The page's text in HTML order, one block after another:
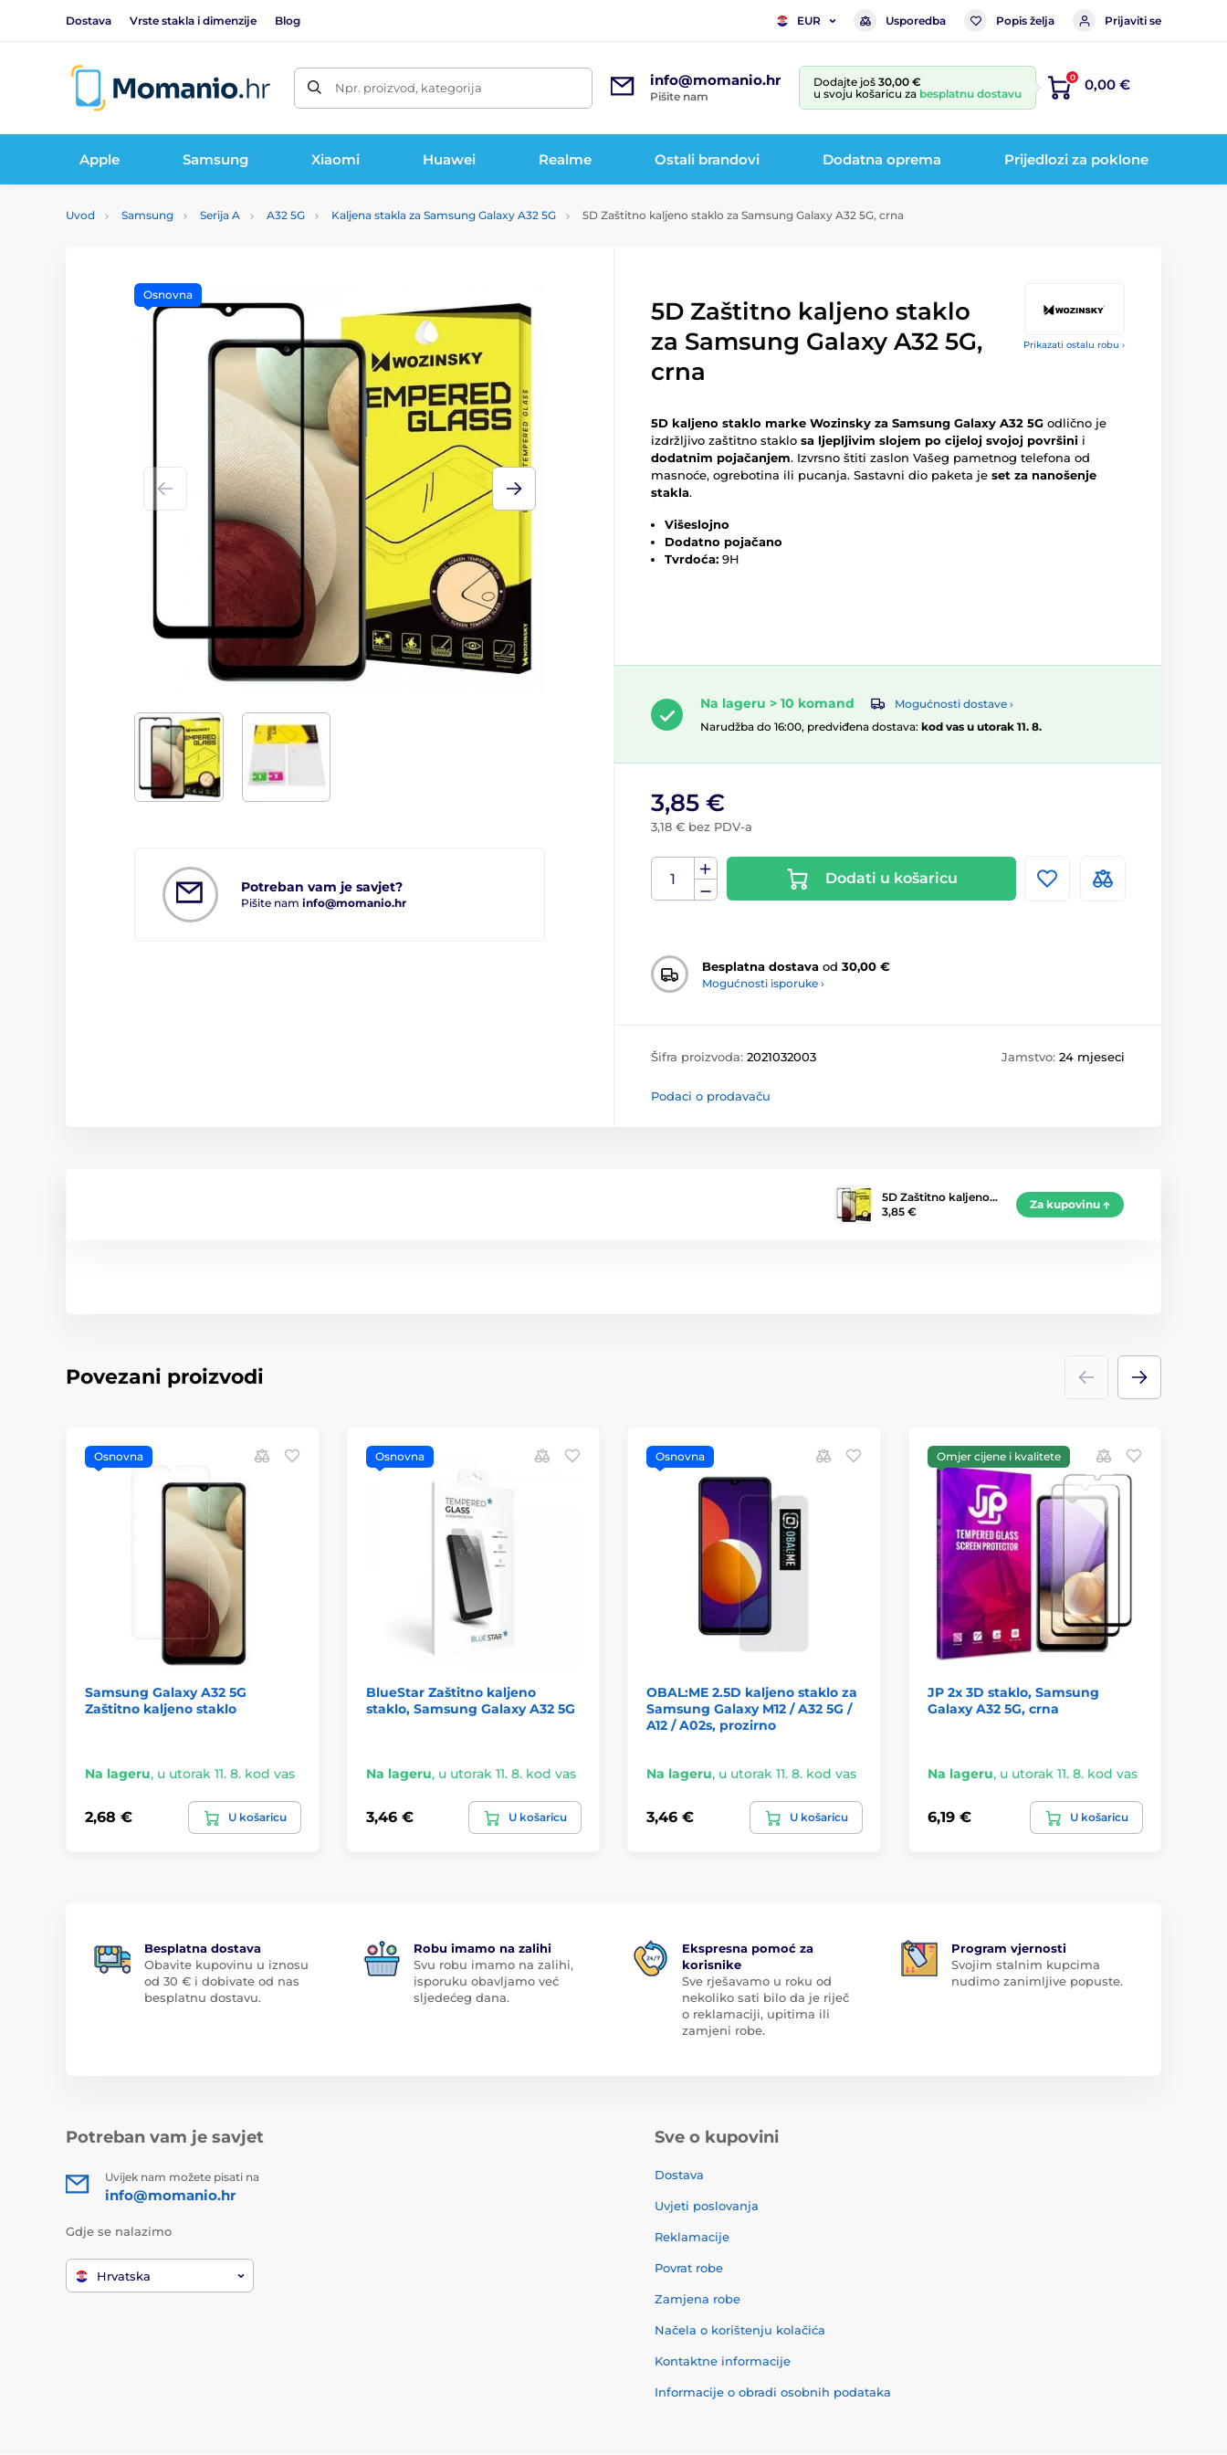
Dostava Vrste stakla i dimenzije Blog EUR Usporedba Popis želja Prijaviti se
Npr. proizvod, kategorija info@momanio.hr
Pišite nam
Dodajte još 30,00 €
u svoju košaricu za besplatnu dostavu
0 0,00 €
Apple Samsung Xiaomi Huawei Realme Ostali brandovi Dodatna oprema Prijedlozi za poklone
Uvod Samsung Serija A A32 5G Kaljena stakla za Samsung Galaxy A32 5G 5D Zaštitno kaljeno staklo za Samsung Galaxy A32 5G, crna
Prikazati ostalu robu ›
Potreban vam je savjet?
Pišite nam info@momanio.hr
Osnovna
5D Zaštitno kaljeno staklo
za Samsung Galaxy A32 5G,
crna
5D kaljeno staklo marke Wozinsky za Samsung Galaxy A32 5G odlično je
izdržljivo zaštitno staklo sa ljepljivim slojem po cijeloj svojoj površini i
dodatnim pojačanjem. Izvrsno štiti zaslon Vašeg pametnog telefona od
masnoće, ogrebotina ili pucanja. Sastavni dio paketa je set za nanošenje
stakla.
Višeslojno
Dodatno pojačano
Tvrdoća: 9H
Na lageru > 10 komand
Mogućnosti dostave ›
Narudžba do 16:00, predviđena dostava: kod vas u utorak 11. 8.
3,85 €
3,18 € bez PDV-a
Dodati u košaricu
Besplatna dostava od 30,00 €
Mogućnosti isporuke ›
Šifra proizvoda: 2021032003 Jamstvo: 24 mjeseci
Podaci o prodavaču
5D Zaštitno kaljeno…
3,85 €
Za kupovinu
Povezani proizvodi
Osnovna
Samsung Galaxy A32 5G
Zaštitno kaljeno staklo
Na lageru, u utorak 11. 8. kod vas
2,68 € U košaricu
Osnovna
BlueStar Zaštitno kaljeno
staklo, Samsung Galaxy A32 5G
Na lageru, u utorak 11. 8. kod vas
3,46 € U košaricu
Osnovna
OBAL:ME 2.5D kaljeno staklo za
Samsung Galaxy M12 / A32 5G /
A12 / A02s, prozirno
Na lageru, u utorak 11. 8. kod vas
3,46 € U košaricu
Omjer cijene i kvalitete
JP 2x 3D staklo, Samsung
Galaxy A32 5G, crna
Na lageru, u utorak 11. 8. kod vas
6,19 € U košaricu
Besplatna dostava
Obavite kupovinu u iznosu
od 30 € i dobivate od nas
besplatnu dostavu.
Robu imamo na zalihi
Svu robu imamo na zalihi,
isporuku obavljamo već
sljedećeg dana.
Ekspresna pomoć za
korisnike
Sve rješavamo u roku od
nekoliko sati bilo da je riječ
o reklamaciji, upitima ili
zamjeni robe.
Program vjernosti
Svojim stalnim kupcima
nudimo zanimljive popuste.
Potreban vam je savjet
Uvijek nam možete pisati na
info@momanio.hr
Gdje se nalazimo
Hrvatska
Sve o kupovini
Dostava
Uvjeti poslovanja
Reklamacije
Povrat robe
Zamjena robe
Načela o korištenju kolačića
Kontaktne informacije
Informacije o obradi osobnih podataka